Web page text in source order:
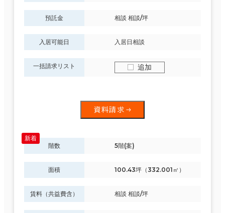
預託金 相談 相談/坪
入居可能日 入居日相談
一括請求リスト 追加
資料請求
階数 5階(案)
面積 100.43坪（332.001㎡）
賃料（共益費含） 相談 相談/坪